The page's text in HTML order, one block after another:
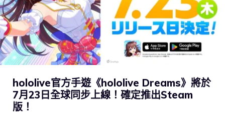
hololive官方手遊《hololive Dreams》將於
7月23日全球同步上線！確定推出Steam
版！